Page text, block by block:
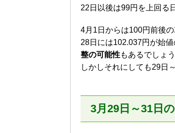
22日以後は99円を上回る
4月1日からは100円前後
28日には102.037円が始
整の可能性もあるでしょう
しかしそれにしても29日
3月29日～31日